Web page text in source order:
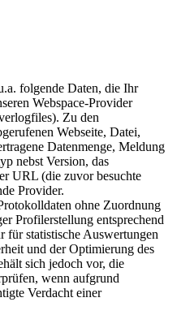
folgende Daten, die Ihr
Webspace-Provider
Zu den
Webseite, Datei,
Datenmenge, Meldung
nebst Version, das
URL (die zuvor besuchte
Provider.
ohne Zuordnung
Profilerstellung entsprechend
für statistische Auswertungen
und der Optimierung des
sich jedoch vor, die
wenn aufgrund
Verdacht einer